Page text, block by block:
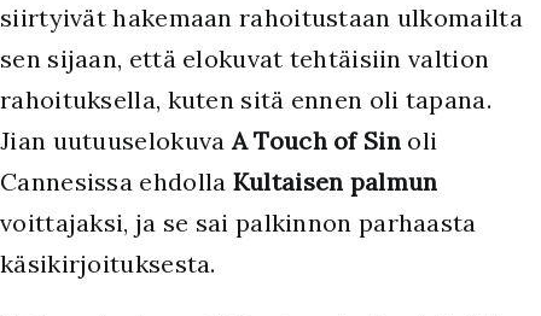
siirtyivät hakemaan rahoitustaan ulkomailta
sen sijaan, että elokuvat tehtäisiin valtion
rahoituksella, kuten sitä ennen oli tapana.
Jian uutuuselokuva A Touch of Sinoli
Cannesissa ehdolla Kultaisen palmun
voittajaksi, ja se sai palkinnon parhaasta
käsikirjoituksesta.